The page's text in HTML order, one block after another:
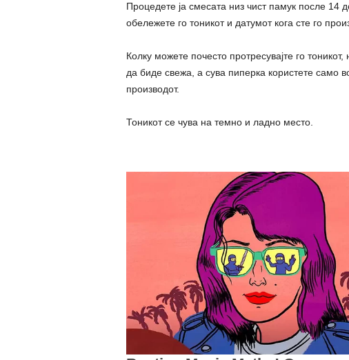
Процедете ја смесата низ чист памук после 14
обележете го тоникот и датумот кога сте го
Колку можете почесто протресувајте го
да биде свежа, а сува пиперка користете само
производот.
Тоникот се чува на темно и ладно место.